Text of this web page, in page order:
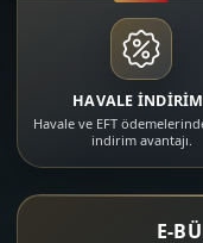
HAVALE
Havale ve EFT
indirim avantajı.
E-